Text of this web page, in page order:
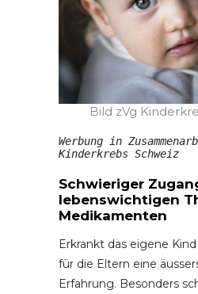
Bild zVg
Werbung in
Kinderkrebs Schweiz
Schwieriger
lebenswichtigen
Medikamenten
Erkrankt das eigene
für die Eltern eine
Erfahrung. Besonders